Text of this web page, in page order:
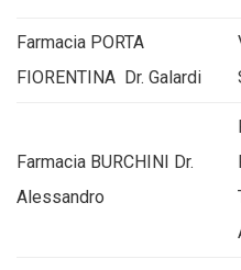
Farmacia PORTA
FIORENTINA Dr. Galardi
Farmacia BURCHINI Dr.
Alessandro